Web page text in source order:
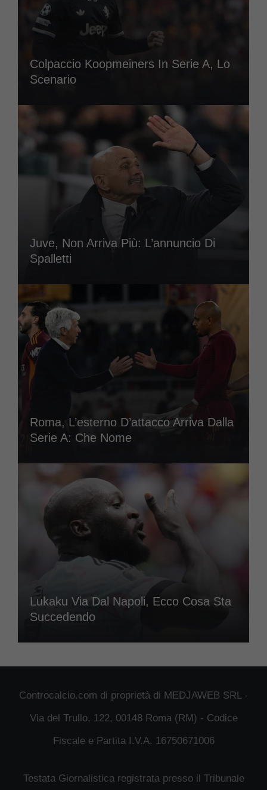
Colpaccio Koopmeiners In Serie A, Lo
Scenario
Juve, Non Arriva Più: L’annuncio Di
Spalletti
Roma, L’esterno D’attacco Arriva Dalla
Serie A: Che Nome
Lukaku Via Dal Napoli, Ecco Cosa Sta
Succedendo
Controcalcio.com di proprietà di MEDJAWEB SRL -
Via del Trullo, 122, 00148 Roma (RM) - Codice
Fiscale e Partita I.V.A. 16750671006
Testata Giornalistica registrata presso il Tribunale